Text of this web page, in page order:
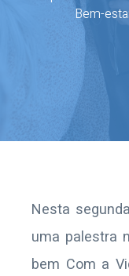
Bem-
Nesta
uma palestra
bem Com a